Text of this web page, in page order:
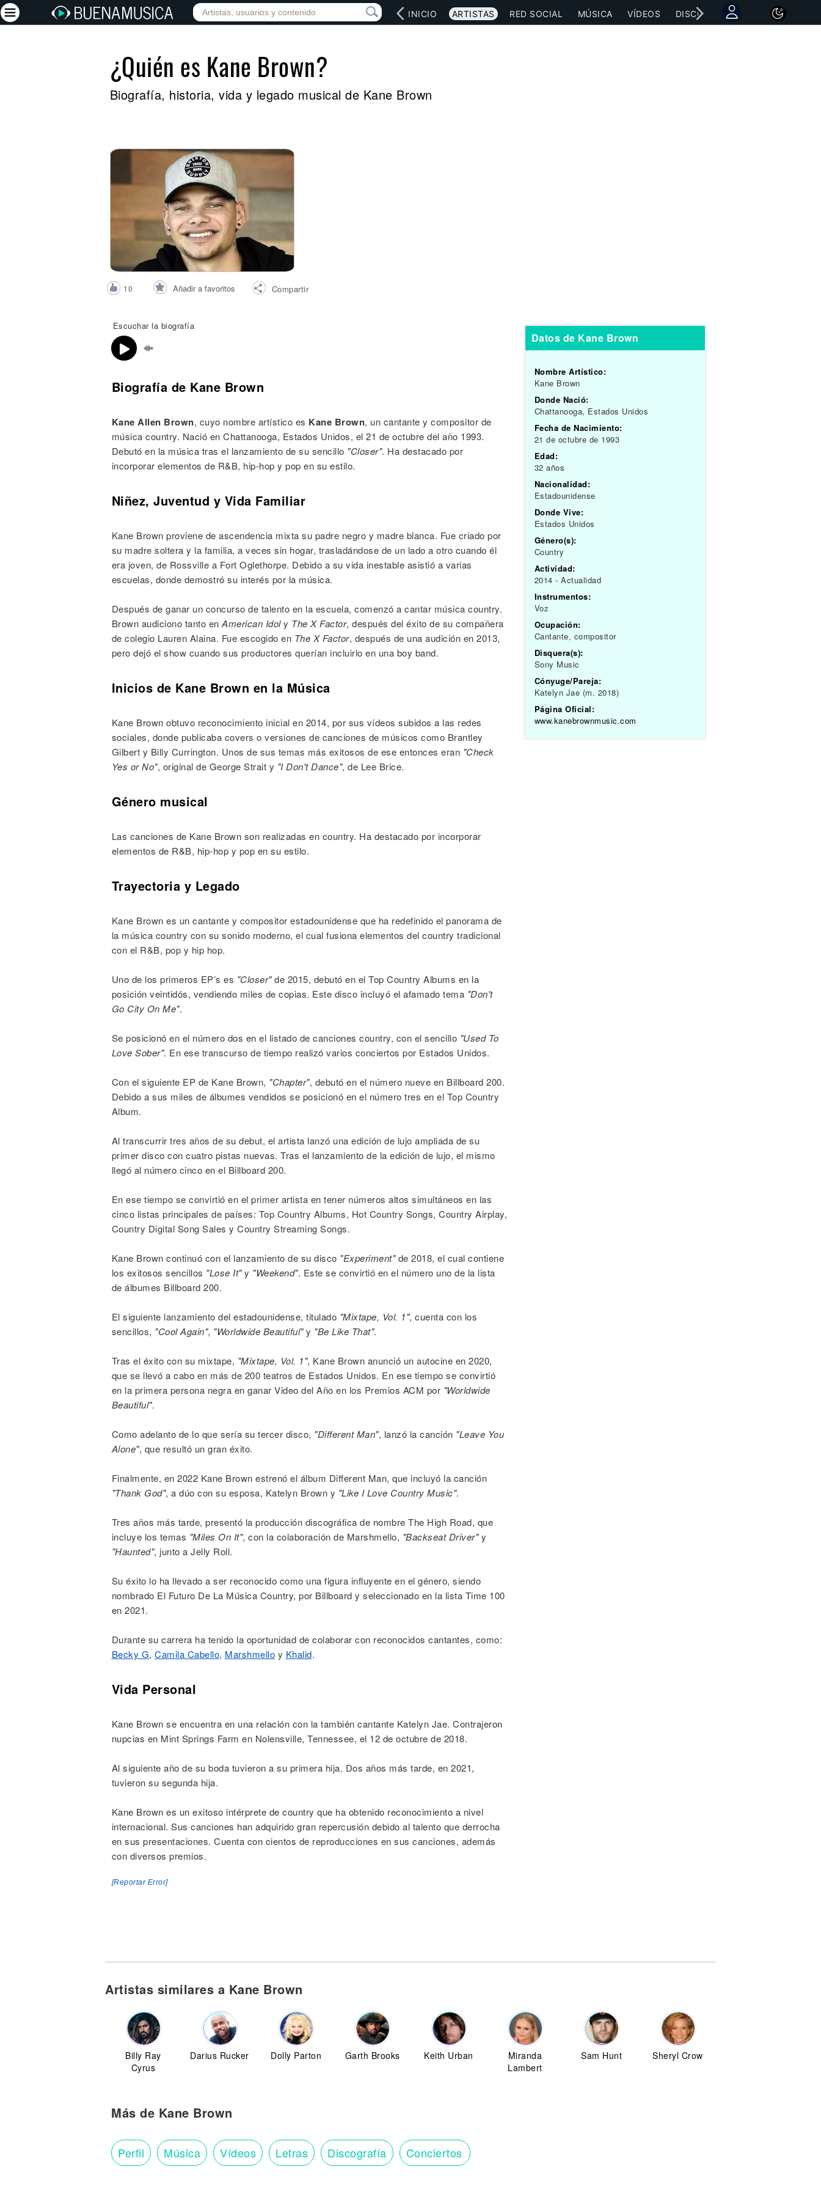
INICIO ARTISTAS RED SOCIAL MÚSICA VÍDEOS DISCOGRAFÍAS CONCIERTOS
¿Quién es Kane Brown?
Biografía, historia, vida y legado musical de Kane Brown
10 Añadir a favoritos Compartir
Escuchar la biografía
Biografía de Kane Brown
Kane Allen Brown, cuyo nombre artístico es Kane Brown, un cantante y compositor de
música country. Nació en Chattanooga, Estados Unidos, el 21 de octubre del año 1993.
Debutó en la música tras el lanzamiento de su sencillo "Closer". Ha destacado por
incorporar elementos de R&B, hip-hop y pop en su estilo.
Niñez, Juventud y Vida Familiar
Kane Brown proviene de ascendencia mixta su padre negro y madre blanca. Fue criado por
su madre soltera y la familia, a veces sin hogar, trasladándose de un lado a otro cuando él
era joven, de Rossville a Fort Oglethorpe. Debido a su vida inestable asistió a varias
escuelas, donde demostró su interés por la música.
Después de ganar un concurso de talento en la escuela, comenzó a cantar música country.
Brown audiciono tanto en American Idoly The X Factor, después del éxito de su compañera
de colegio Lauren Alaina. Fue escogido en The X Factor, después de una audición en 2013,
pero dejó el show cuando sus productores querían incluirlo en una boy band.
Inicios de Kane Brown en la Música
Kane Brown obtuvo reconocimiento inicial en 2014, por sus vídeos subidos a las redes
sociales, donde publicaba covers o versiones de canciones de músicos como Brantley
Gilbert y Billy Currington. Unos de sus temas más exitosos de ese entonces eran "Check
Yes or No", original de George Strait y "I Don't Dance", de Lee Brice.
Género musical
Las canciones de Kane Brown son realizadas en country. Ha destacado por incorporar
elementos de R&B, hip-hop y pop en su estilo.
Trayectoria y Legado
Kane Brown es un cantante y compositor estadounidense que ha redefinido el panorama de
la música country con su sonido moderno, el cual fusiona elementos del country tradicional
con el R&B, pop y hip hop.
Uno de los primeros EP’s es "Closer"de 2015, debutó en el Top Country Albums en la
posición veintidós, vendiendo miles de copias. Este disco incluyó el afamado tema "Don't
Go City On Me".
Se posicionó en el número dos en el listado de canciones country, con el sencillo "Used To
Love Sober". En ese transcurso de tiempo realizó varios conciertos por Estados Unidos.
Con el siguiente EP de Kane Brown, "Chapter", debutó en el número nueve en Billboard 200.
Debido a sus miles de álbumes vendidos se posicionó en el número tres en el Top Country
Album.
Al transcurrir tres años de su debut, el artista lanzó una edición de lujo ampliada de su
primer disco con cuatro pistas nuevas. Tras el lanzamiento de la edición de lujo, el mismo
llegó al número cinco en el Billboard 200.
En ese tiempo se convirtió en el primer artista en tener números altos simultáneos en las
cinco listas principales de países: Top Country Albums, Hot Country Songs, Country Airplay,
Country Digital Song Sales y Country Streaming Songs.
Kane Brown continuó con el lanzamiento de su disco "Experiment"de 2018, el cual contiene
los exitosos sencillos "Lose It"y "Weekend". Este se convirtió en el número uno de la lista
de álbumes Billboard 200.
El siguiente lanzamiento del estadounidense, titulado "Mixtape, Vol. 1", cuenta con los
sencillos, "Cool Again", "Worldwide Beautiful"y "Be Like That".
Tras el éxito con su mixtape, "Mixtape, Vol. 1", Kane Brown anunció un autocine en 2020,
que se llevó a cabo en más de 200 teatros de Estados Unidos. En ese tiempo se convirtió
en la primera persona negra en ganar Video del Año en los Premios ACM por "Worldwide
Beautiful".
Como adelanto de lo que sería su tercer disco, "Different Man", lanzó la canción "Leave You
Alone", que resultó un gran éxito.
Finalmente, en 2022 Kane Brown estrenó el álbum Different Man, que incluyó la canción
"Thank God", a dúo con su esposa, Katelyn Brown y "Like I Love Country Music".
Tres años más tarde, presentó la producción discográfica de nombre The High Road, que
incluye los temas "Miles On It", con la colaboración de Marshmello, "Backseat Driver"y
"Haunted", junto a Jelly Roll.
Su éxito lo ha llevado a ser reconocido como una figura influyente en el género, siendo
nombrado El Futuro De La Música Country, por Billboard y seleccionado en la lista Time 100
en 2021.
Durante su carrera ha tenido la oportunidad de colaborar con reconocidos cantantes, como:
Becky G, Camila Cabello, Marshmello y Khalid.
Vida Personal
Kane Brown se encuentra en una relación con la también cantante Katelyn Jae. Contrajeron
nupcias en Mint Springs Farm en Nolensville, Tennessee, el 12 de octubre de 2018.
Al siguiente año de su boda tuvieron a su primera hija. Dos años más tarde, en 2021,
tuvieron su segunda hija.
Kane Brown es un exitoso intérprete de country que ha obtenido reconocimiento a nivel
internacional. Sus canciones han adquirido gran repercusión debido al talento que derrocha
en sus presentaciones. Cuenta con cientos de reproducciones en sus canciones, además
con diversos premios.
[Reportar Error]
Datos de Kane Brown
Nombre Artístico:
Kane Brown
Donde Nació:
Chattanooga, Estados Unidos
Fecha de Nacimiento:
21 de octubre de 1993
Edad:
32 años
Nacionalidad:
Estadounidense
Donde Vive:
Estados Unidos
Género(s):
Country
Actividad:
2014 - Actualidad
Instrumentos:
Voz
Ocupación:
Cantante, compositor
Disquera(s):
Sony Music
Cónyuge/Pareja:
Katelyn Jae (m. 2018)
Página Oficial:
www.kanebrownmusic.com
Artistas similares a Kane Brown
Billy Ray
Cyrus
Darius Rucker Dolly Parton Garth Brooks Keith Urban
Miranda
Lambert
Sam Hunt Sheryl Crow
Más de Kane Brown
Perfil Música Vídeos Letras Discografía Conciertos